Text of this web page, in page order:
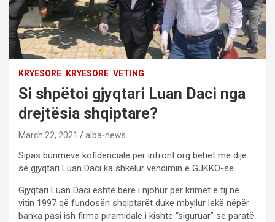
KRYESORE KRYESORE VETING
Si shpëtoi gjyqtari Luan Daci nga
drejtësia shqiptare?
March 22, 2021 alba-news
Sipas burimeve kofidenciale për infront.org bëhet me dije
se gjyqtari Luan Daci ka shkelur vendimin e GJKKO-së.
Gjyqtari Luan Daci është bërë i njohur për krimet e tij në
vitin 1997 që fundosën shqiptarët duke mbyllur lekë nëpër
banka pasi ish firma piramidale i kishte “siguruar” se paratë